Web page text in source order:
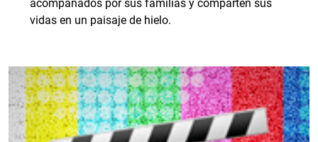
acompañados por sus familias y comparten sus
vidas en un paisaje de hielo.